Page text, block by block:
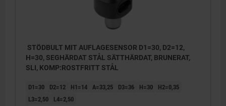
STÖDBULT MIT AUFLAGESENSOR D1=30, D2=12,
H=30, SEGHÄRDAT STÅL SÄTTHÄRDAT, BRUNERAT,
SLI, KOMP:ROSTFRITT STÅL
D1=30 D2=12 H1=14 A=33,25 D3=36 H=30
H2=0,35
L3=2,50
L4=2,50